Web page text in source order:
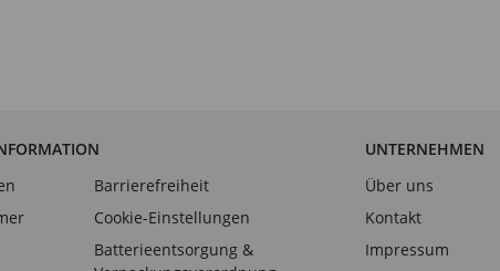
Barrierefreiheit
Cookie-Einstellungen
Batterieentsorgung &
UNTERNEHMEN
Über uns
Kontakt
Impressum